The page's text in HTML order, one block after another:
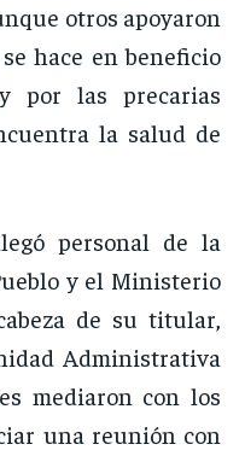
otros apoyaron
hace en beneficio
por las precarias
la salud de
personal de la
y el Ministerio
de su titular,
Administrativa
mediaron con los
una reunión con